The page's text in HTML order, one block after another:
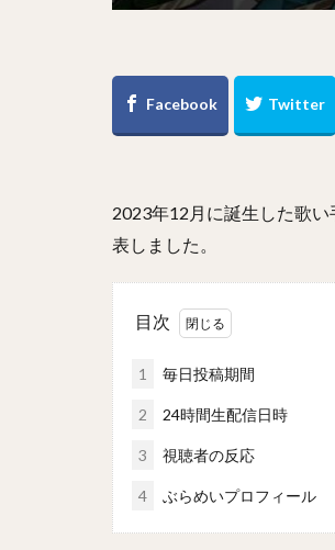
2023年12月に誕生した歌い
表しました。
目次
1 毎日投稿期間
2 24時間生配信日時
3 視聴者の反応
4 ぶらめいプロフィール